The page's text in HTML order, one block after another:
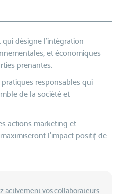
qui désigne l'intégration
et économiques
prenantes.
responsables qui
de la société et
actions marketing et
l'impact positif de
activement vos collaborateurs